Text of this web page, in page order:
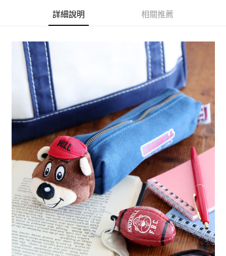
3.實際核准額度、可分期數及費用金額請依後續交易確認頁面所載為準。
法說明評估內容。
【繳款方式說明】
1.分期款項不併入電信帳單，「大哥付你分期」於每月結算日後寄送繳費提
醒簡訊。
2.透過簡訊連結打開帳單後，可選擇「超商條碼／台灣大直營門市／銀行轉
帳／街口支付／iPASS MONEY」等通路繳費。
【注意事項】
1.本服務係由「台灣大哥大股份有限公司」（以下簡稱本公司）所提供，讓
用戶於交易時，得透過本服務購買商品或服務，並由商店將買賣／分期付款
買賣價金債權讓與本公司後，依約使用本公司帳單繳交帳款。
2.基於同意付款使用「大哥付你分期」之契約關係目的，商店將以您的個人
資料（包含姓名、電話或地址）提供予台灣大哥大進項蒐集、處理及利用，
由本公司與您本人進行分期帳單所需資料之確認、核對及更正。
3.完整用戶服務條款，請詳閱以下連結：https://oppay.tw/userRule
AFTEE先享後付是「在收到商品之後才付款」的支付方式。 讓您購物簡單便
２．便利：只要手機號碼，簡訊認證，即可結帳。
３．安心：先確認商品／服務後，再付款。
【「AFTEE先享後付」結帳流程】
１．於結帳方式選擇「AFTEE先享後付」後，將跳轉至「AFTEE先享後付」
結帳頁面，進行簡訊認證並確認金額後，即可完成結帳。
２．訂單成立數日內，您將收到繳費通知簡訊。
３．收到繳費通知簡訊後14天內，點擊此簡訊中的連結，可透過四大超商／
ATM／網路銀行／等多元方式進行付款，方視為交易完成。
※ 請注意：結帳手續完成當下不需立刻繳費，但若您需要取消訂單，請聯絡
購買商品的店家。未經商家同意取消之訂單仍視為有效，需透過AFTEE先享
後付繳納相關費用。
※ 交易是否成功請以「AFTEE先享後付 」之結帳頁面顯示為準，若有關於
是否繳費成功／繳費後需取消欲退款等相關疑問，請聯繫「AFTEE先享後付
客戶支援中心」https://netprotections.freshdesk.com/support/home
【注意事項】
１．透過由恩沛科技股份有限公司提供之「AFTEE先享後付」服務完成之交
易，需依本服務之必要範圍內提供個人資料，並將交易相關給付款項請求債
權轉讓予恩沛科技股份有限公司。
２．關於個人資料處理事宜，請瀏覽以下網址：https://aftee.tw/terms/#terms3
３．未成年的使用者請事先徵得法定代理人或監護人之同意方可使用
「AFTEE先享後付」，若未經同意申辦者引起之損失，本公司不負相關責
任。
每筆NT$80，滿NT$1,500(含以上)免運費
付款後 全家取貨
每筆NT$80，滿NT$1,500(含以上)免運費
7-11 取貨付款
每筆NT$80，滿NT$1,500(含以上)免運費
付款後 7-11取貨
每筆NT$80，滿NT$1,500(含以上)免運費
每筆NT$80，滿NT$1,500(含以上)免運費
詳細說明 相關推薦